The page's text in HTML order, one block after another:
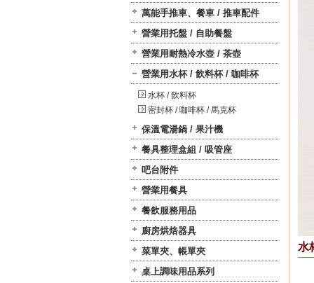
萬能手推車、餐車 / 推車配件
營業用托盤 / 自助餐盤
營業用耐熱冷水壺 / 茶壺
營業用水杯 / 飲料杯 / 咖啡杯
水杯 / 飲料杯
密封杯 / 咖啡杯 / 馬克杯
保溫電湯鍋 / 果汁機
餐具整理盒組 / 吸管座
吧台附件
營業用餐具
餐飲服務用品
廚房烘焙器具
菜單夾、帳單夾
桌上調味用品系列
水